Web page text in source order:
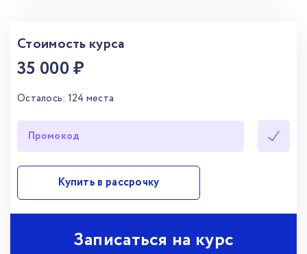
Стоимость курса
35 000 ₽
Осталось: 124 места
Купить в рассрочку
Записаться на курс